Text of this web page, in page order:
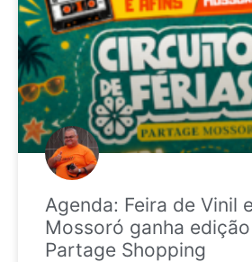
Agenda: Feira de Vinil
Mossoró ganha
Partage Shopping